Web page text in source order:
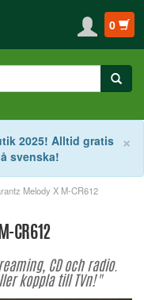
0
×
2025! Alltid gratis
svenska!
Melody X M-CR612
CR612
CD och radio.
koppla till TVn!"